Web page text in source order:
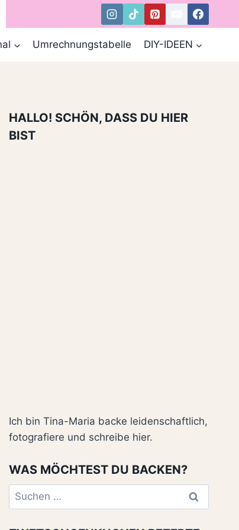
Umrechnungstabelle DIY-IDEEN
HALLO! SCHÖN, DASS DU HIER
BIST
Ich bin Tina-Maria backe leidenschaftlich,
fotografiere und schreibe hier.
WAS MÖCHTEST DU BACKEN?
Suchen
nach: